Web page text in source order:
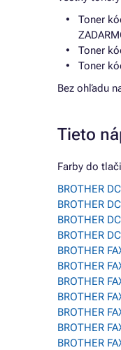
Toner
Toner
Toner
Bez ohľadu
Tieto
Farby do
BROTHER
BROTHER
BROTHER
BROTHER
BROTHER
BROTHER
BROTHER
BROTHER
BROTHER
BROTHER
BROTHER